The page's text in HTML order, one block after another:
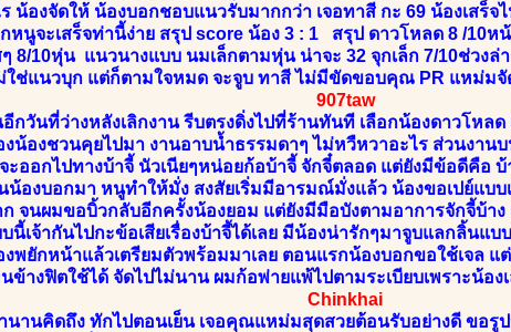
น้องจัดให้ น้องบอกชอบแนวรับมากกว่า เจอทาสี กะ 69 น้องเสร็
หนูจะเสร็จท่านี้ง่าย สรุป score น้อง 3 : 1 สรุป ดาวโหลด 8 /10ห
8/10หุ่น แนวนางแบบ นมเล็กตามหุ่น น่าจะ 32 จุกเล็ก 7/10ช่วงล่
ใช่แนวบุก แต่ก็ตามใจหมด จะจูบ ทาสี ไม่มีขัดขอบคุณ PR แหม่มจั
907taw
กวันที่ว่างหลังเลิกงาน รีบตรงดิ่งไปที่ร้านทันที เลือกน้องดาวโหลด
น้องชวนคุยไปมา งานอาบน้ำธรรมดาๆ ไม่หวืหวาอะไร ส่วนงาน
ออกไปทางบ้าจี้ นัวเนียๆหน่อยก้อบ้าจี้ จักจี๋ตลอด แต่ยังมีข้อดีคือ บ้
น้องบอกมา หนูทำให้มั่ง สงสัยเริ่มมีอารมณ์มั่งแล้ว น้องขอเปย์แบบ
ก จนผมขอบิ้วกลับอีกครั้งน้องยอม แต่ยังมีมือบังตามอาการจักจี้บ้า
บนี้เจ้ากันไปกะข้อเสียเรื่องบ้าจี้ได้เลย มีน้องน่ารักๆมาจูบแลกลิ้นแ
งพยักหน้าแล้วเตรียมตัวพร้อมมาเลย ตอนแรกน้องบอกขอใช้เจล แ
นข้างฟิตใช้ได้ จัดไปไม่นาน ผมก้อพ่ายแพ้ไปตามระเบียบเพราะน้อ
Chinkhai
นานคิดถึง ทักไปตอนเย็น เจอคุณแหม่มสุดสวยต้อนรับอย่างดี ขอรู